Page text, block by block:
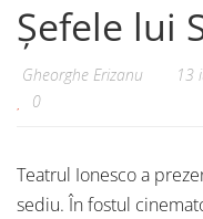
Șefele lui
Gheorghe Erizanu 13
0
Teatrul Ionesco a
sediu. În fostul